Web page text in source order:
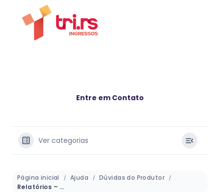
Entre em Contato
Ver categorias
Página inicial Ajuda
Dúvidas do Produtor
Relatórios – Todas as Vendas